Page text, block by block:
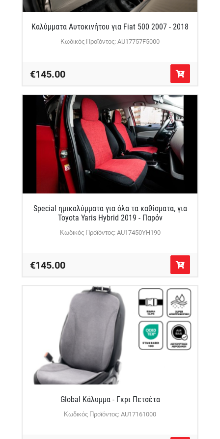
Καλύμματα Αυτοκινήτου για Fiat 500 2007 - 2018
Κωδικός Προϊόντος: AU17757F5000
€145.00
Special ημικαλύμματα για όλα τα καθίσματα, για
Toyota Yaris Hybrid 2019 - Παρόν
Κωδικός Προϊόντος: AU17450YH190
€145.00
Global Κάλυμμα - Γκρι Πετσέτα
Κωδικός Προϊόντος: AU17161000